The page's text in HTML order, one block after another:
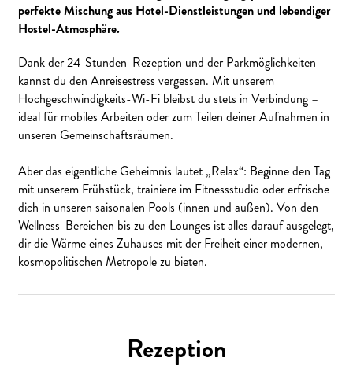
perfekte Mischung aus Hotel-Dienstleistungen und lebendiger
Hostel-Atmosphäre.
Dank der 24-Stunden-Rezeption und der Parkmöglichkeiten
kannst du den Anreisestress vergessen. Mit unserem
Hochgeschwindigkeits-Wi-Fi bleibst du stets in Verbindung –
ideal für mobiles Arbeiten oder zum Teilen deiner Aufnahmen in
unseren Gemeinschaftsräumen.
Aber das eigentliche Geheimnis lautet „Relax“: Beginne den Tag
mit unserem Frühstück, trainiere im Fitnessstudio oder erfrische
dich in unseren saisonalen Pools (innen und außen). Von den
Wellness-Bereichen bis zu den Lounges ist alles darauf ausgelegt,
dir die Wärme eines Zuhauses mit der Freiheit einer modernen,
kosmopolitischen Metropole zu bieten.
Rezeption